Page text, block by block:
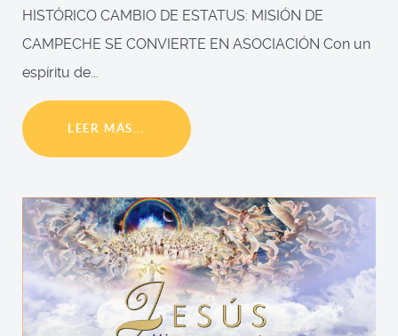
HISTÓRICO CAMBIO DE ESTATUS: MISIÓN DE
CAMPECHE SE CONVIERTE EN ASOCIACIÓN Con un
espíritu de...
LEER MÁS...